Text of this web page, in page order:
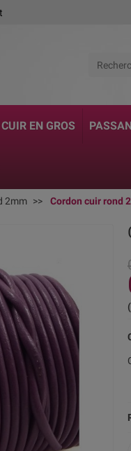
CUIR EN GROS
2mm Cordon cuir rond